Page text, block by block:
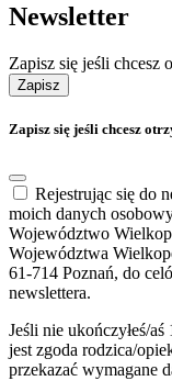
Newsletter
Zapisz się jeśli chcesz
Zapisz
Zapisz się jeśli chcesz
Rejestrując się do
moich danych
Województwo
Województwa
61-714 Poznań, do
newslettera.
Jeśli nie ukończyłeś/
jest zgoda rodzica/
przekazać wymagane